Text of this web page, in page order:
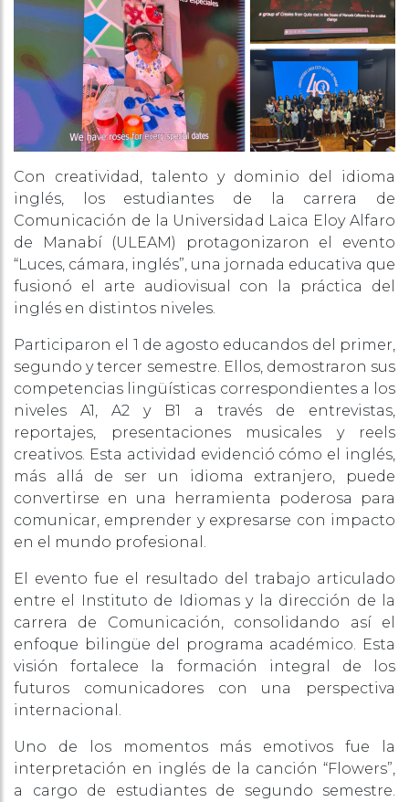
Con creatividad, talento y dominio del idioma
inglés, los estudiantes de la carrera de
Comunicación de la Universidad Laica Eloy Alfaro
de Manabí (ULEAM) protagonizaron el evento
“Luces, cámara, inglés”, una jornada educativa que
fusionó el arte audiovisual con la práctica del
inglés en distintos niveles.
Participaron el 1 de agosto educandos del primer,
segundo y tercer semestre. Ellos, demostraron sus
competencias lingüísticas correspondientes a los
niveles A1, A2 y B1 a través de entrevistas,
reportajes, presentaciones musicales y reels
creativos. Esta actividad evidenció cómo el inglés,
más allá de ser un idioma extranjero, puede
convertirse en una herramienta poderosa para
comunicar, emprender y expresarse con impacto
en el mundo profesional.
El evento fue el resultado del trabajo articulado
entre el Instituto de Idiomas y la dirección de la
carrera de Comunicación, consolidando así el
enfoque bilingüe del programa académico. Esta
visión fortalece la formación integral de los
futuros comunicadores con una perspectiva
internacional.
Uno de los momentos más emotivos fue la
interpretación en inglés de la canción “Flowers”,
a cargo de estudiantes de segundo semestre.